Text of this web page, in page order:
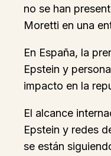
no se han
Moretti en una
En España, la
Epstein y
impacto en la
El alcance
Epstein y redes
se están